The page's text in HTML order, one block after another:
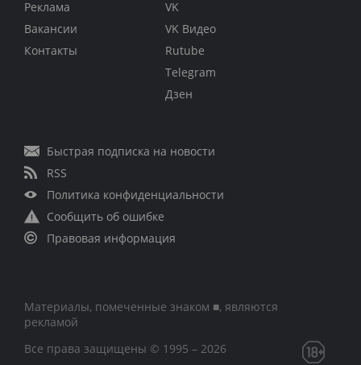
Реклама
Вакансии
Контакты
VK
VK Видео
Rutube
Telegram
Дзен
Быстрая подписка на новости
RSS
Политика конфиденциальности
Сообщить об ошибке
Правовая информация
Материалы, помеченные знаком ■, являются
рекламой
Все права защищены © 1995 – 2026